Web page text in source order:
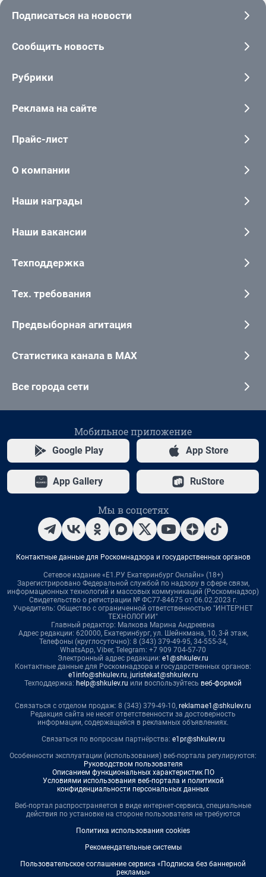
Подписаться на новости
Сообщить новость
Рубрики
Реклама на сайте
Прайс-лист
О компании
Наши награды
Наши вакансии
Техподдержка
Тех. требования
Предвыборная агитация
Статистика канала в MAX
Все города сети
Мобильное приложение
Google Play App Store
App Gallery RuStore
Мы в соцсетях
Контактные данные для Роскомнадзора и государственных органов
Сетевое издание «Е1.РУ Екатеринбург Онлайн» (18+)
Зарегистрировано Федеральной службой по надзору в сфере связи,
информационных технологий и массовых коммуникаций (Роскомнадзор)
Свидетельство о регистрации № ФС77-84675 от 06.02.2023 г.
Учредитель: Общество с ограниченной ответственностью "ИНТЕРНЕТ
ТЕХНОЛОГИИ"
Главный редактор: Малкова Марина Андреевна
Адрес редакции: 620000, Екатеринбург, ул. Шейнкмана, 10, 3-й этаж,
Телефоны (круглосуточно): 8 (343) 379-49-95, 34-555-34,
WhatsApp, Viber, Telegram: +7 909 704-57-70
Электронный адрес редакции: e1@shkulev.ru
Контактные данные для Роскомнадзора и государственных органов:
e1info@shkulev.ru, juristekat@shkulev.ru
Техподдержка: help@shkulev.ru или воспользуйтесь веб-формой
Связаться с отделом продаж: 8 (343) 379-49-10, reklamae1@shkulev.ru
Редакция сайта не несет ответственности за достоверность
информации, содержащейся в рекламных объявлениях.
Связаться по вопросам партнёрства: e1pr@shkulev.ru
Особенности эксплуатации (использования) веб-портала регулируются:
Руководством пользователя
Описанием функциональных характеристик ПО
Условиями использования веб-портала и политикой
конфиденциальности персональных данных
Веб-портал распространяется в виде интернет-сервиса, специальные
действия по установке на стороне пользователя не требуются
Политика использования cookies
Рекомендательные системы
Пользовательское соглашение сервиса «Подписка без баннерной
рекламы»